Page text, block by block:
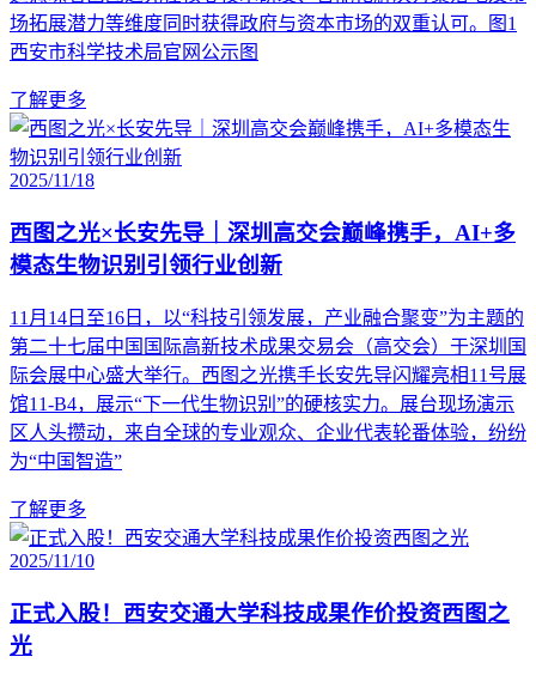
场拓展潜力等维度同时获得政府与资本市场的双重认可。图1
西安市科学技术局官网公示图
了解更多
2025/11/18
西图之光×长安先导｜深圳高交会巅峰携手，AI+多
模态生物识别引领行业创新
11月14日至16日，以“科技引领发展，产业融合聚变”为主题的
第二十七届中国国际高新技术成果交易会（高交会）于深圳国
际会展中心盛大举行。西图之光携手长安先导闪耀亮相11号展
馆11-B4，展示“下一代生物识别”的硬核实力。展台现场演示
区人头攒动，来自全球的专业观众、企业代表轮番体验，纷纷
为“中国智造”
了解更多
2025/11/10
正式入股！西安交通大学科技成果作价投资西图之
光